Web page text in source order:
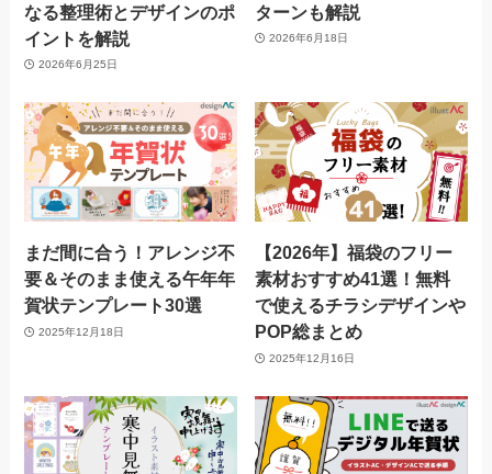
なる整理術とデザインのポ
イントを解説
2026年6月25日
ターンも解説
2026年6月18日
まだ間に合う！アレンジ不
要＆そのまま使える午年年
賀状テンプレート30選
2025年12月18日
【2026年】福袋のフリー
素材おすすめ41選！無料
で使えるチラシデザインや
POP総まとめ
2025年12月16日